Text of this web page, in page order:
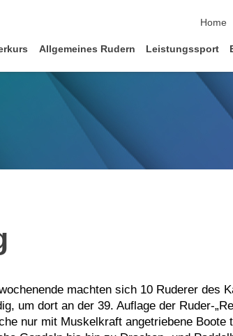
Home
Allgemeines Rudern Leistungssport
machten sich 10 Ruderer des
um dort an der 39. Auflage der Ruder-
nur mit Muskelkraft angetriebene